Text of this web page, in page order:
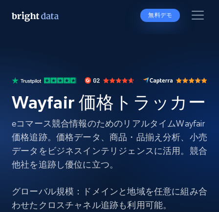
無料デモ
Wayfair 価格トラッカー
eコマース競合情報のためのリアルタイムWayfair
価格追跡。価格データ、商品・品揃え分析、小売
データをビジネスインテリジェンスに活用。競合
他社を追跡し優位に立つ。
グローバル規模：ドメインと地域を任意に組み合
わせたクロスチャネル追跡も利用可能。